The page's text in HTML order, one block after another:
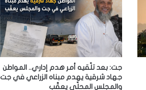
جت: بعد تلّقيه أمر هدم إداري.. المواطن
جهاد شرقية يهدم مبناه الزراعي في جت
والمجلس المحلّي يعقّب